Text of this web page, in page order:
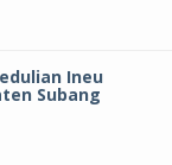
Ineu
Subang